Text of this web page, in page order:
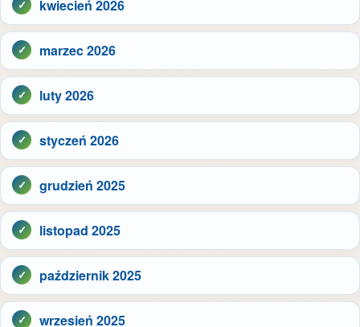
kwiecień 2026
marzec 2026
luty 2026
styczeń 2026
grudzień 2025
listopad 2025
październik 2025
wrzesień 2025